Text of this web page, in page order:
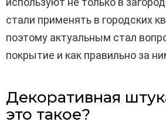
стали применять в городских
поэтому актуальным стал
покрытие и как правильно за
Декоративная
это такое?